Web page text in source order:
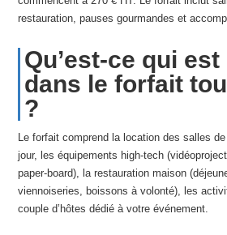
restauration, pauses gourmandes et
Qu’est-ce qui
dans le forfait
?
Le forfait comprend la location des salles
jour, les équipements high-tech
paper-board), la restauration maison
viennoiseries, boissons à volonté), les
couple d’hôtes dédié à votre événement.